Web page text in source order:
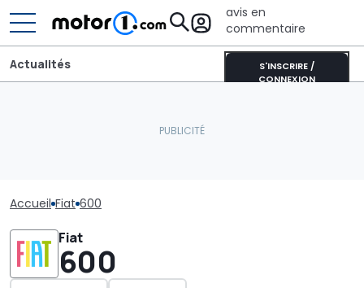
avis en
commentaire
S'INSCRIRE /
CONNEXION
Actualités
Accueil Fiat 600
Fiat
600